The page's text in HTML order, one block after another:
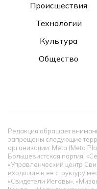
Происшествия
Технологии
Культура
Общество
Редакция обращает
запрещены следующие
организации: Meta (Meta
Большевистская партия,
«Управленческий центр
входящие в ее структуру
«Свидетели Иеговы»,